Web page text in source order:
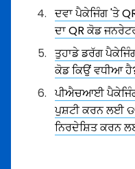
ਦਵਾ ਪੈਕੇਜਿੰਗ 'ਤੇ
ਦਾ QR ਕੋਡ
ਤੁਹਾਡੇ ਡਰੱਗ
ਕੋਡ ਕਿਉਂ ਵਧੀਆ
ਪੀਐਚਆਈ
ਪੁਸ਼ਟੀ ਕਰਨ ਲਈ
ਨਿਰਦੇਸ਼ਿਤ ਕਰਨ